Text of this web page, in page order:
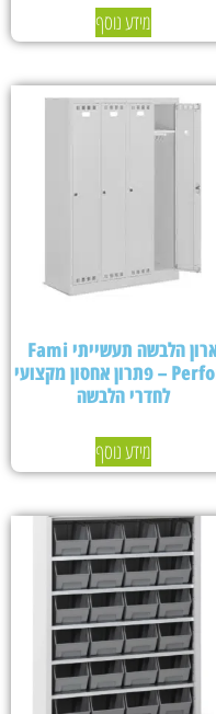
מידע נוסף
ארון הלבשה תעשייתי Fami
Perfom – פתרון אחסון מקצועי
לחדרי הלבשה
מידע נוסף